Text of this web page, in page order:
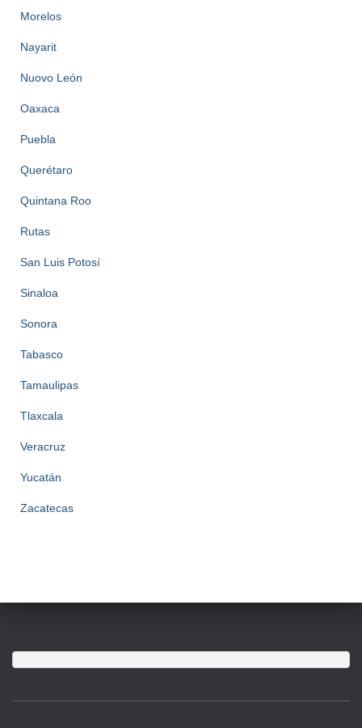
Morelos
Nayarit
Nuovo León
Oaxaca
Puebla
Querétaro
Quintana Roo
Rutas
San Luis Potosí
Sinaloa
Sonora
Tabasco
Tamaulipas
Tlaxcala
Veracruz
Yucatán
Zacatecas